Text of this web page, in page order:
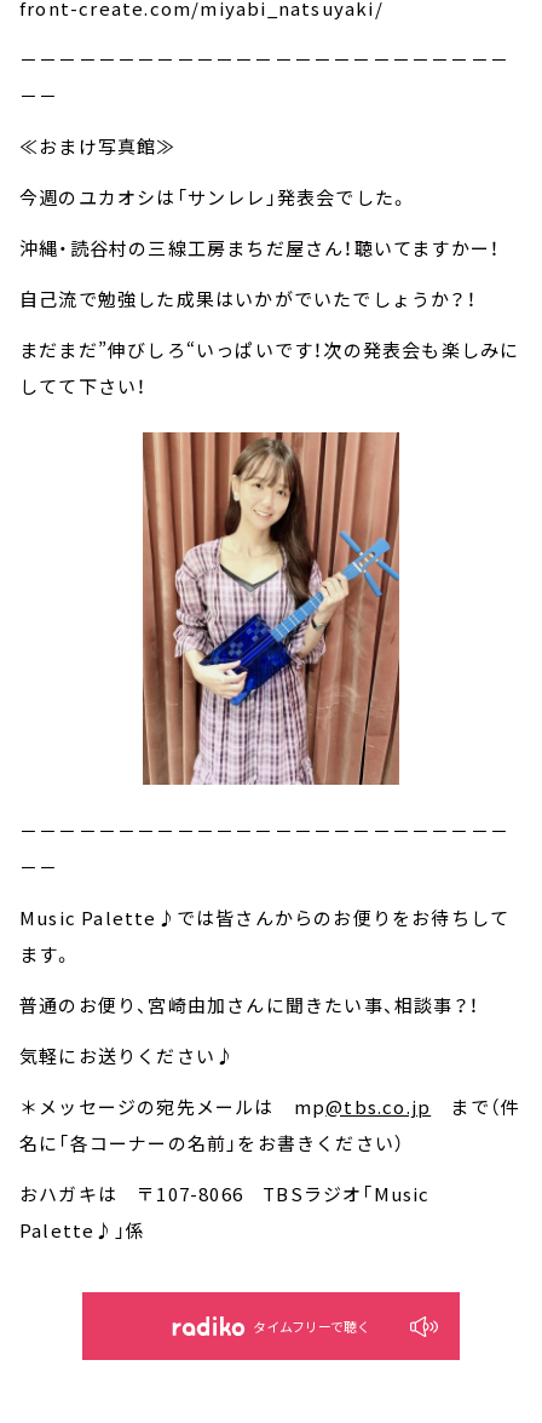
front-create.com/miyabi_natsuyaki/
－－－－－－－－－－－－－－－－－－－－－－－－－
－－
≪おまけ写真館≫
今週のユカオシは「サンレレ」発表会でした。
沖縄・読谷村の三線工房まちだ屋さん！聴いてますかー！
自己流で勉強した成果はいかがでいたでしょうか？！
まだまだ”伸びしろ“いっぱいです！次の発表会も楽しみに
してて下さい！
－－－－－－－－－－－－－－－－－－－－－－－－－
－－
Music Palette♪では皆さんからのお便りをお待ちして
ます。
普通のお便り、宮崎由加さんに聞きたい事、相談事？！
気軽にお送りください♪
＊メッセージの宛先メールは mp@tbs.co.jp
まで（件
名に「各コーナーの名前」をお書きください）
おハガキは 〒107-8066 TBSラジオ「Music
Palette♪」係
タイムフリーで聴く